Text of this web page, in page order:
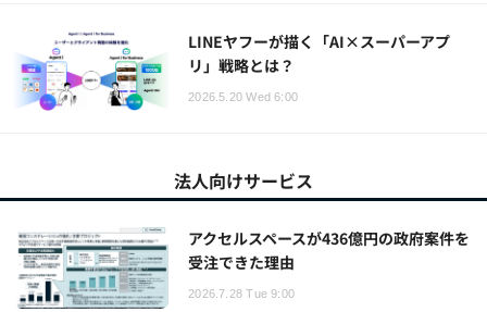
LINEヤフーが描く「AI×スーパーアプ
リ」戦略とは？
2026.5.20 Wed 6:00
法人向けサービス
アクセルスペースが436億円の政府案件を
受注できた理由
2026.7.28 Tue 9:00